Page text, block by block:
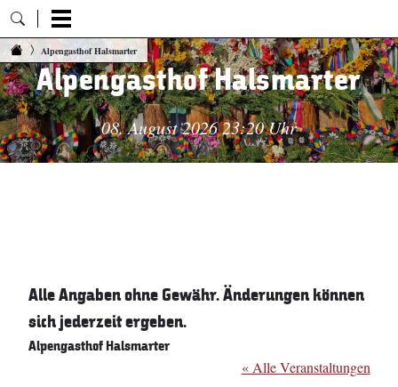
Zum Inhalt springen
Alpengasthof Halsmarter
Alpengasthof Halsmarter
08. August 2026 23:20 Uhr
Alle Angaben ohne Gewähr. Änderungen können
sich jederzeit ergeben.
Alpengasthof Halsmarter
« Alle Veranstaltungen